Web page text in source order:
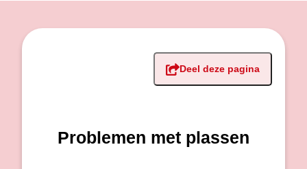
Deel deze pagina
Problemen met plassen